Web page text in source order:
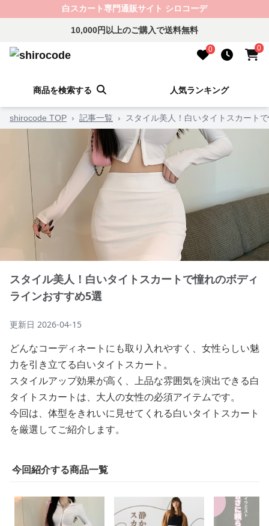
白スカート専門通販サイト シロコーデ
10,000円以上のご購入で送料無料
0 0
商品を検索する 人気ランキング
shirocode TOP › 記事一覧 › スタイル美人！白いタイトスカート
スタイル美人！白いタイトスカートで憧れのボディ
ラインおすすめ5選
更新日 2026-04-15
どんなコーディネートにも取り入れやすく、女性らしい魅
力を引き立てる白いタイトスカート。
スタイルアップ効果が高く、上品な雰囲気を演出できる白
タイトスカートは、大人の女性の必須アイテムです。
今回は、体型をきれいに見せてくれる白いタイトスカート
を厳選してご紹介します。
今回紹介する商品一覧